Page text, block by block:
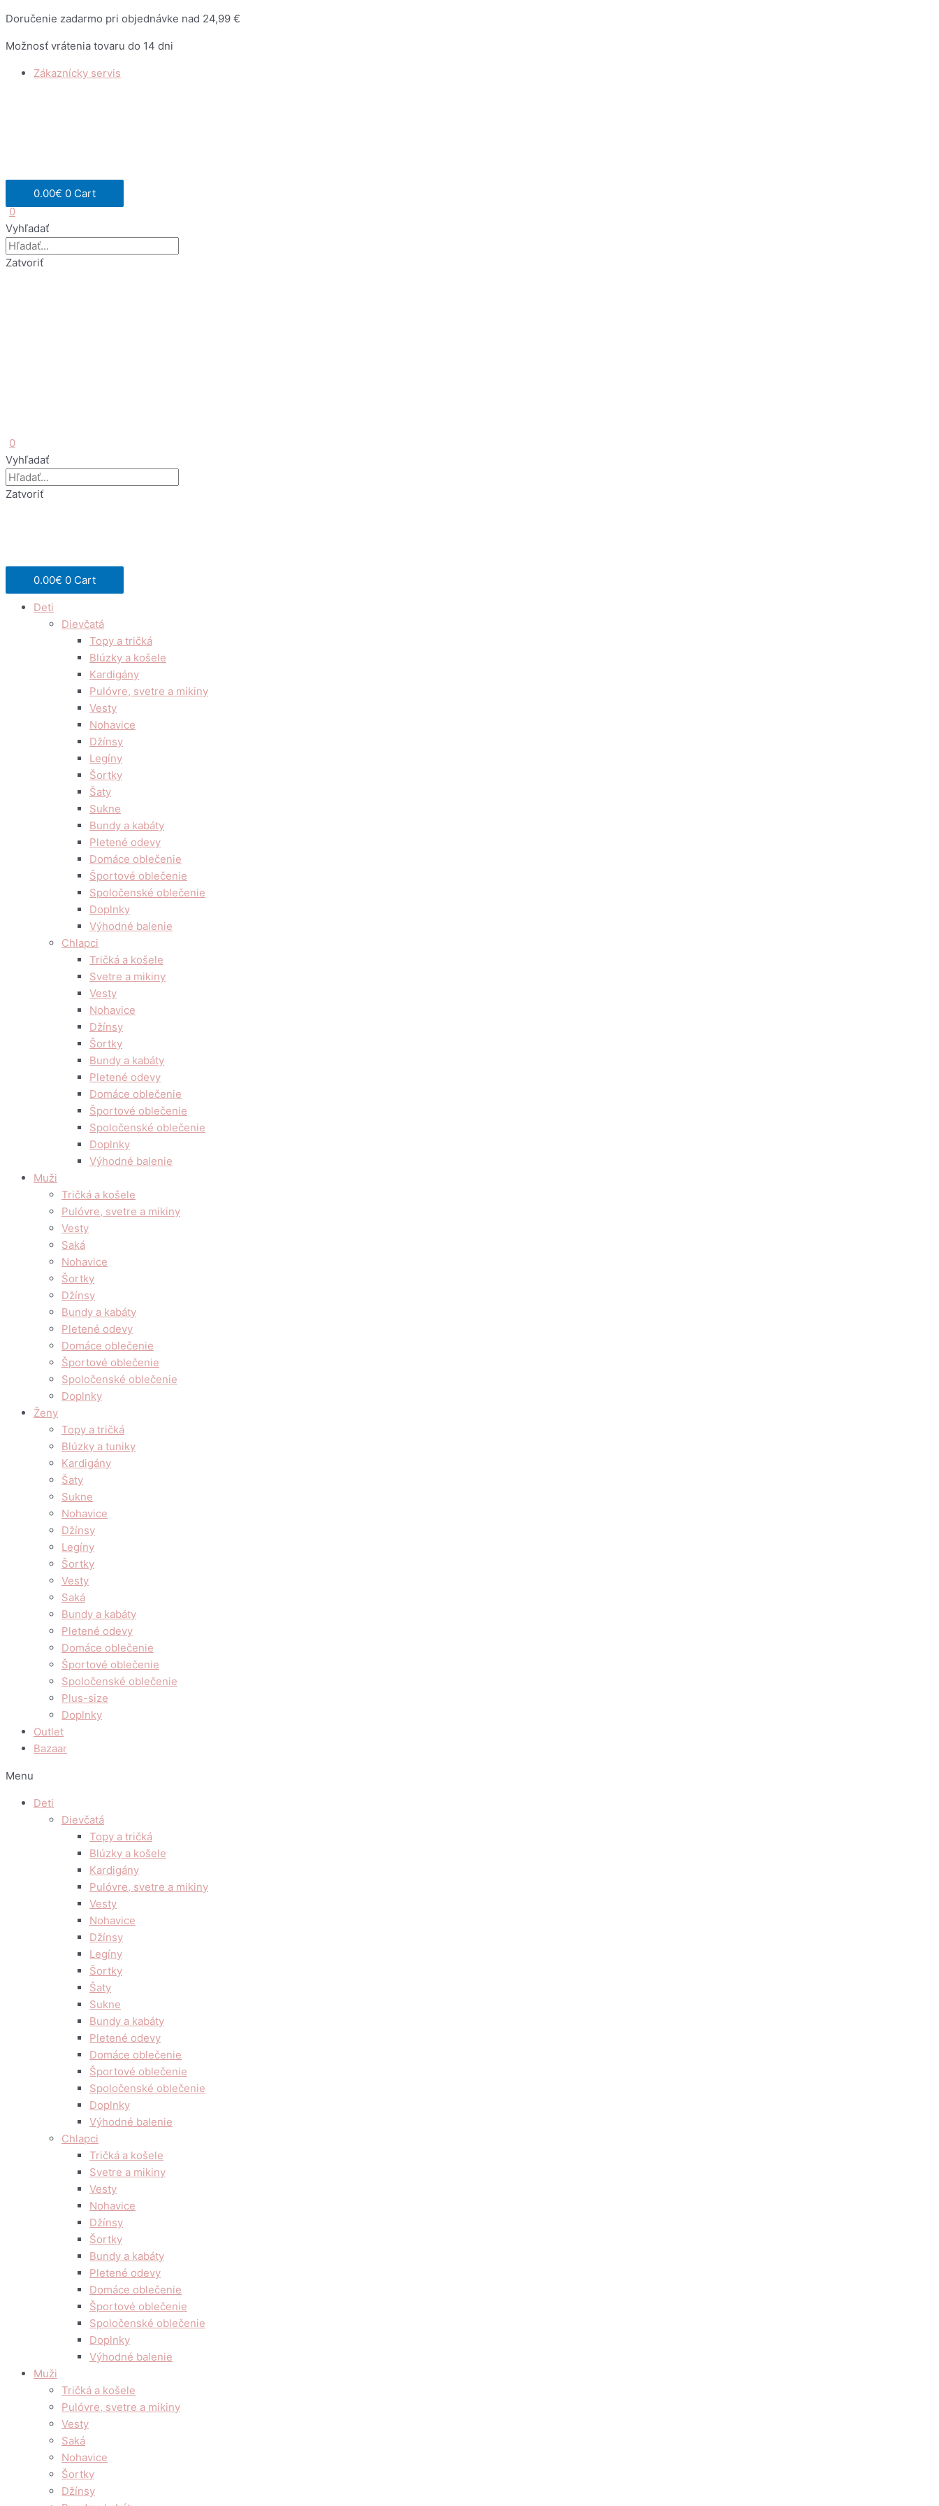
Preskočiť
obsah
Doručenie zadarmo pri objednávke nad 24,99 €
Možnosť vrátenia tovaru do 14 dni
Zákaznícky servis
0.00€ 0 Cart
0
Vyhľadať
Zatvoriť
0
Vyhľadať
Zatvoriť
0.00€ 0 Cart
Deti
Dievčatá
Topy a tričká
Blúzky a košele
Kardigány
Pulóvre, svetre a mikiny
Vesty
Nohavice
Džínsy
Legíny
Šortky
Šaty
Sukne
Bundy a kabáty
Pletené odevy
Domáce oblečenie
Športové oblečenie
Spoločenské oblečenie
Doplnky
Výhodné balenie
Chlapci
Tričká a košele
Svetre a mikiny
Vesty
Nohavice
Džínsy
Šortky
Bundy a kabáty
Pletené odevy
Domáce oblečenie
Športové oblečenie
Spoločenské oblečenie
Doplnky
Výhodné balenie
Muži
Tričká a košele
Pulóvre, svetre a mikiny
Vesty
Saká
Nohavice
Šortky
Džínsy
Bundy a kabáty
Pletené odevy
Domáce oblečenie
Športové oblečenie
Spoločenské oblečenie
Doplnky
Ženy
Topy a tričká
Blúzky a tuniky
Kardigány
Šaty
Sukne
Nohavice
Džínsy
Legíny
Šortky
Vesty
Saká
Bundy a kabáty
Pletené odevy
Domáce oblečenie
Športové oblečenie
Spoločenské oblečenie
Plus-size
Doplnky
Outlet
Bazaar
Menu
Deti
Dievčatá
Topy a tričká
Blúzky a košele
Kardigány
Pulóvre, svetre a mikiny
Vesty
Nohavice
Džínsy
Legíny
Šortky
Šaty
Sukne
Bundy a kabáty
Pletené odevy
Domáce oblečenie
Športové oblečenie
Spoločenské oblečenie
Doplnky
Výhodné balenie
Chlapci
Tričká a košele
Svetre a mikiny
Vesty
Nohavice
Džínsy
Šortky
Bundy a kabáty
Pletené odevy
Domáce oblečenie
Športové oblečenie
Spoločenské oblečenie
Doplnky
Výhodné balenie
Muži
Tričká a košele
Pulóvre, svetre a mikiny
Vesty
Saká
Nohavice
Šortky
Džínsy